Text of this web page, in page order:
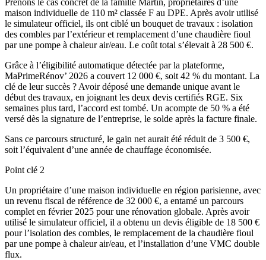
maison individuelle de 110 m² classée F au DPE. Après avoir utilisé
le simulateur officiel, ils ont ciblé un bouquet de travaux : isolation
des combles par l’extérieur et remplacement d’une chaudière fioul
par une pompe à chaleur air/eau. Le coût total s’élevait à 28 500 €.
Grâce à l’éligibilité automatique détectée par la plateforme,
MaPrimeRénov’ 2026 a couvert 12 000 €, soit 42 % du montant. La
clé de leur succès ? Avoir déposé une demande unique avant le
début des travaux, en joignant les deux devis certifiés RGE. Six
semaines plus tard, l’accord est tombé. Un acompte de 50 % a été
versé dès la signature de l’entreprise, le solde après la facture finale.
Sans ce parcours structuré, le gain net aurait été réduit de 3 500 €,
soit l’équivalent d’une année de chauffage économisée.
Point clé 2
Un propriétaire d’une maison individuelle en région parisienne, avec
un revenu fiscal de référence de 32 000 €, a entamé un parcours
complet en février 2025 pour une rénovation globale. Après avoir
utilisé le simulateur officiel, il a obtenu un devis éligible de 18 500 €
pour l’isolation des combles, le remplacement de la chaudière fioul
par une pompe à chaleur air/eau, et l’installation d’une VMC double
flux.